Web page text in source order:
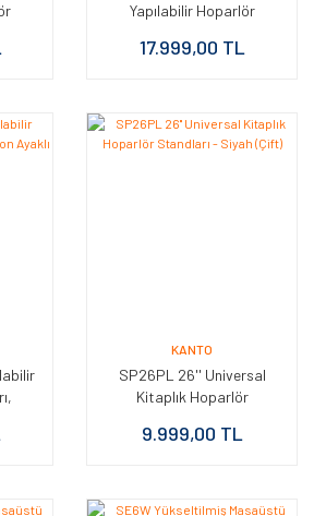
Yapılabilir Hoparlör
- Beyaz (Çift)
17.999,00 TL
KANTO
SP26PL 26'' Universal
Kitaplık Hoparlör
9.999,00 TL